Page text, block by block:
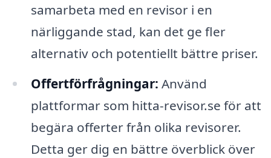
samarbeta med en revisor i en
närliggande stad, kan det ge fler
alternativ och potentiellt bättre priser.
Offertförfrågningar: Använd
plattformar som hitta-revisor.se för att
begära offerter från olika revisorer.
Detta ger dig en bättre överblick över